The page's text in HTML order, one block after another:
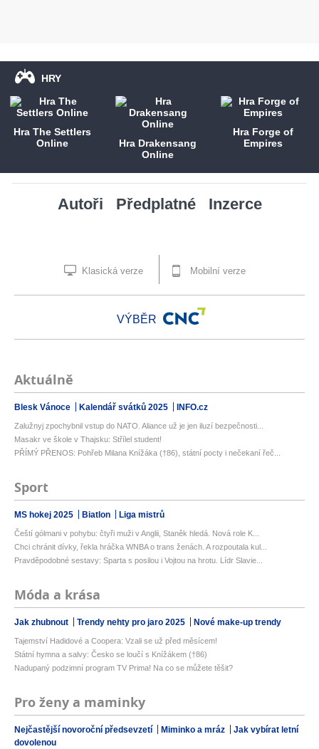
HRY
Hra The Settlers
Online
Hra Drakensang
Online
Hra Forge of
Empires
Autoři Předplatné Inzerce
Klasická verze Mobilní verze
VÝBĚR
Aktuálně
Blesk Vánoce Kalendář svátků 2025 INFO.cz
Zalužnyj zpochybnil vstup do NATO. Aliance už je jen iluzí bezpečnosti...
Masakr ve škole v Thajsku: Střílel student!
PŘÍMÝ PŘENOS: Pohřeb Milana Knížáka (†86), státní pocty i nečekaní řeč...
Sport
MS hokej 2025 Biatlon Liga mistrů
Čeští gólmani v pohybu: čtyři muži v Anglii, Staněk hledá. Nová role K...
Chci chránit dívky, řekla hráčka WNBA o trans ženách. A rozpoutala kul...
Pravděpodobné sestavy: Sparta s posilou i Vojtou na hrotu. Lídr Slavie...
Móda a krása
Jak zhubnout Trendy nehty pro jaro 2025 Nové make-up trendy
Tajemství Hadidové a Coopera: Vzali se už před měsícem!
Státní hymna a salvy: Česko se loučí s Knížákem (†86)
Nadupaný podzimní program TV Prima! Na co se můžete těšit?
Pro ženy a maminky
Nejčastější novoroční předsevzetí Miminko a mráz
Jak vybírat letní
dovolenou